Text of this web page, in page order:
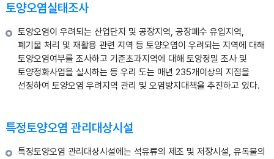
토양오염실태조사
토양오염이 우려되는 산업단지 및 공장지역, 공장폐수 유입지역,
폐기물 처리 및 재활용 관련 지역 등 토양오염이 우려되는 지역에 대해
토양오염여부를 조사하고 기준초과지역에 대해 토양정밀 조사 및
토양정화사업을 실시하는 등 우리 도는 매년 235개이상의 지점을
선정하여 토양오염 우려지역 관리 및 오염방지대책을 추진하고 있다.
특정토양오염 관리대상시설
특정토양오염 관리대상시설에는 석유류의 제조 및 저장시설, 유독물의